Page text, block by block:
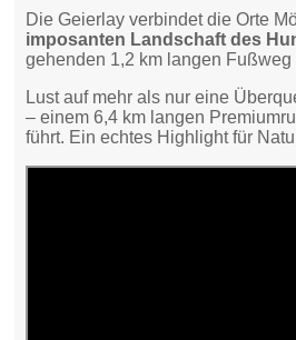
Die Geierlay verbindet die Orte
imposanten Landschaft des
gehenden 1,2 km langen
Lust auf mehr als nur eine
– einem 6,4 km langen
führt. Ein echtes Highlight für